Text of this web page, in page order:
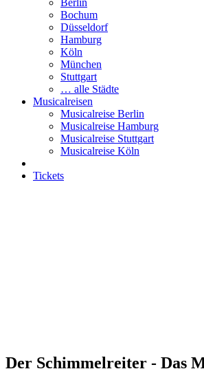
Berlin
Bochum
Düsseldorf
Hamburg
Köln
München
Stuttgart
… alle Städte
Musicalreisen
Musicalreise Berlin
Musicalreise Hamburg
Musicalreise Stuttgart
Musicalreise Köln
Tickets
Der Schimmelreiter - Das